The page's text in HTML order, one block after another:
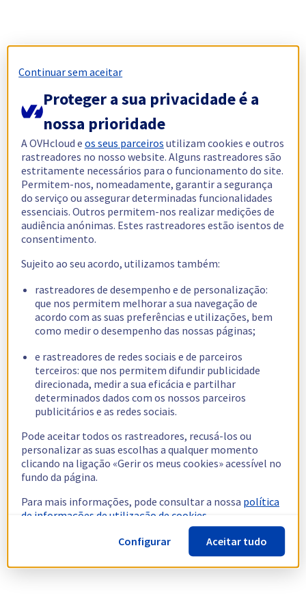
Continuar sem aceitar
Proteger a sua privacidade é a
nossa prioridade
A OVHcloud eos seus parceiros utilizam cookies e outros
rastreadores no nosso website. Alguns rastreadores são
estritamente necessários para o funcionamento do site.
Permitem-nos, nomeadamente, garantir a segurança
do serviço ou assegurar determinadas funcionalidades
essenciais. Outros permitem-nos realizar medições de
audiência anónimas. Estes rastreadores estão isentos de
consentimento.
Sujeito ao seu acordo, utilizamos também:
rastreadores de desempenho e de personalização:
que nos permitem melhorar a sua navegação de
acordo com as suas preferências e utilizações, bem
como medir o desempenho das nossas páginas;
e rastreadores de redes sociais e de parceiros
terceiros: que nos permitem difundir publicidade
direcionada, medir a sua eficácia e partilhar
determinados dados com os nossos parceiros
publicitários e as redes sociais.
Pode aceitar todos os rastreadores, recusá-los ou
personalizar as suas escolhas a qualquer momento
clicando na ligação «Gerir os meus cookies» acessível no
fundo da página.
Para mais informações, pode consultar a nossa política
de informações de utilização de cookies.
Configurar
Aceitar tudo